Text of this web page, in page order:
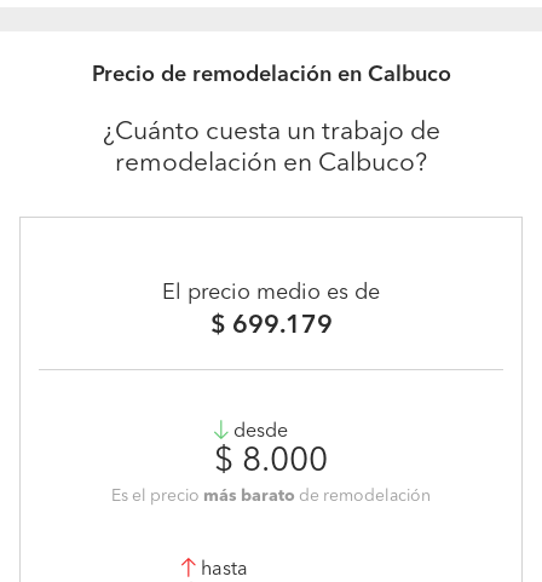
Precio de remodelación en Calbuco
¿Cuánto cuesta un trabajo de
remodelación en Calbuco?
El precio medio es de
$ 699.179
desde
$ 8.000
Es el precio más barato de remodelación
hasta